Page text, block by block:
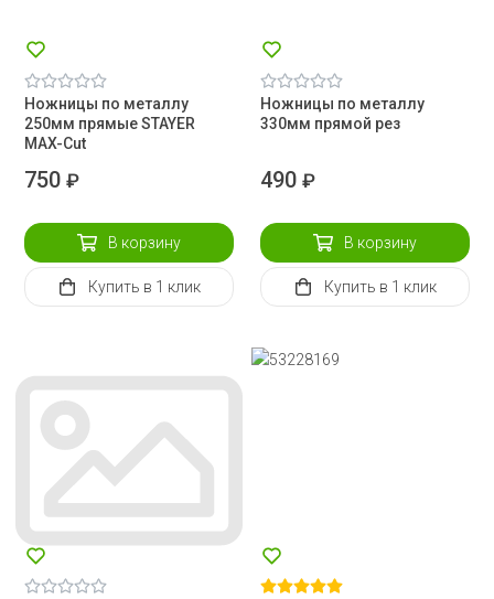
Ножницы по металлу
250мм прямые STAYER
MAX-Cut
750 ₽
В корзину
Купить в 1 клик
Ножницы по металлу
330мм прямой рез
490₽
В корзину
Купить в 1 клик